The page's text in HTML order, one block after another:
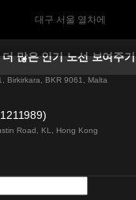
대구 서울 열차에
더블린에서 골웨이 열차
로마에서 나폴리 열차
더 많은 인기 노선 보여주기
1451)
Birkirkara, BKR 9061, Malta
Road, KL, Hong Kong